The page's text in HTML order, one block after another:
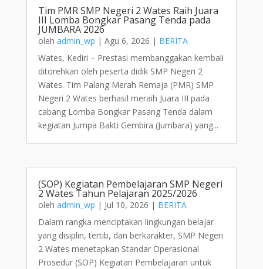
Tim PMR SMP Negeri 2 Wates Raih Juara
III Lomba Bongkar Pasang Tenda pada
JUMBARA 2026
oleh admin_wp | Agu 6, 2026 | BERITA
Wates, Kediri – Prestasi membanggakan kembali
ditorehkan oleh peserta didik SMP Negeri 2
Wates. Tim Palang Merah Remaja (PMR) SMP
Negeri 2 Wates berhasil meraih Juara III pada
cabang Lomba Bongkar Pasang Tenda dalam
kegiatan Jumpa Bakti Gembira (Jumbara) yang...
(SOP) Kegiatan Pembelajaran SMP Negeri
2 Wates Tahun Pelajaran 2025/2026
oleh admin_wp | Jul 10, 2026 | BERITA
Dalam rangka menciptakan lingkungan belajar
yang disiplin, tertib, dan berkarakter, SMP Negeri
2 Wates menetapkan Standar Operasional
Prosedur (SOP) Kegiatan Pembelajaran untuk